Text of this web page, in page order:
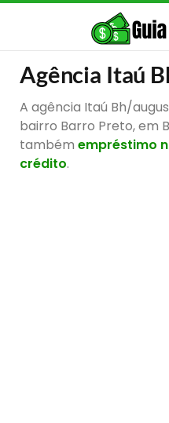
Agência Itaú
A agência Itaú Bh/
bairro Barro Preto, em
também empréstimo
crédito.